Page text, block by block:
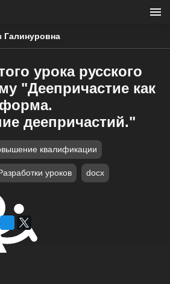
Галинуровна
урока русского
"Деепричастие как
форма.
деепричастий."
квалификации
уроков docx